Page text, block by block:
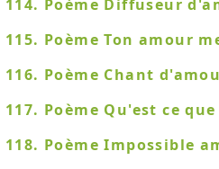
114. Poème Diffuseur
115. Poème Ton amour
116. Poème Chant
117. Poème Qu'est ce
118. Poème Impossible